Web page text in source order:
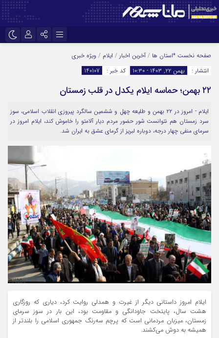
اینستاگرام
تلگرام
سروش
ایتا
آپارات
نام کاربری یا نشانی ایمیل
رمز عبور
مرا به خاطر بسپار
صفحه نخست *استان ها / آخرین اخبار / ایلام / ویژه خبری
انتشار :
بهمن ۲۲, ۱۴۰۳ - ۱۰:۳۰ کد خبر : 140107
۲۲ بهمن؛ حماسه ایلام یکدل در قلب زمستان
ایلام - امروز در ۲۲ بهمن و طلیعه چهل و ششمین سالگرد پیروزی انقلاب اسلامی، سوز
سرد زمستان هم نتوانست شور حضور مردم دیار آلامتو را خاموش کند، ایلام امروز در
سرمای منفی چهار درجه، دوباره لبریز از گرمای عشق به ایران شد.
ایلام امروز داستانی دیگر از غیرت و همدلی روایت کرد، دیاری که روزگاری
هشت سال، پایتخت جاودانگی و مقاومت بود، این بار در سوز سرمای
زمستان، میزبان مردمانی است که پرچم سه‌رنگ جمهوری اسلامی را بلندتر از
همیشه به دوش می‌کشند.